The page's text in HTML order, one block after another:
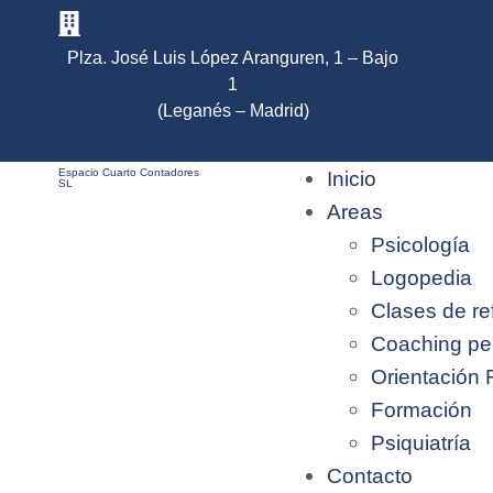
Plza. José Luis López Aranguren, 1 – Bajo
1
(Leganés – Madrid)
Espacio Cuarto Contadores
SL
Inicio
Areas
Psicología
Logopedia
Clases de
Coaching
Orientación
Formación
Psiquiatría
Contacto